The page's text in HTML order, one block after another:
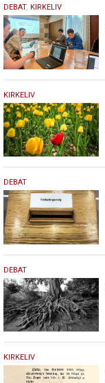
18.
maj
2026
DEBAT, KIRKELIV
18.
maj
2026
KIRKELIV
18.
maj
2026
DEBAT
23.
april
2026
DEBAT
29.
december
KIRKELIV